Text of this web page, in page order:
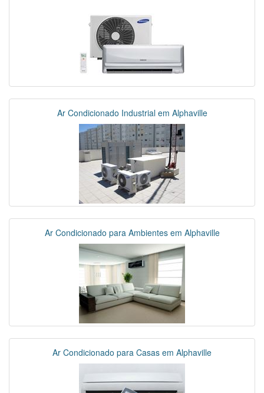
Ar Condicionado Industrial em Alphaville
Ar Condicionado para Ambientes em Alphaville
Ar Condicionado para Casas em Alphaville